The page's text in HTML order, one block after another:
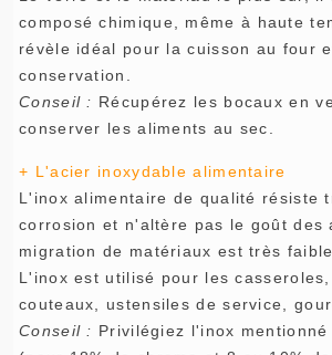
composé chimique, même à haute
révèle idéal pour la cuisson au four
conservation.
Conseil : Récupérez les bocaux en
conserver les aliments au sec.
+ L'acier inoxydable alimentaire
L'inox alimentaire de qualité résiste
corrosion et n'altère pas le goût des
migration de matériaux est très
L'inox est utilisé pour les
couteaux, ustensiles de service,
Conseil : Privilégiez l'inox